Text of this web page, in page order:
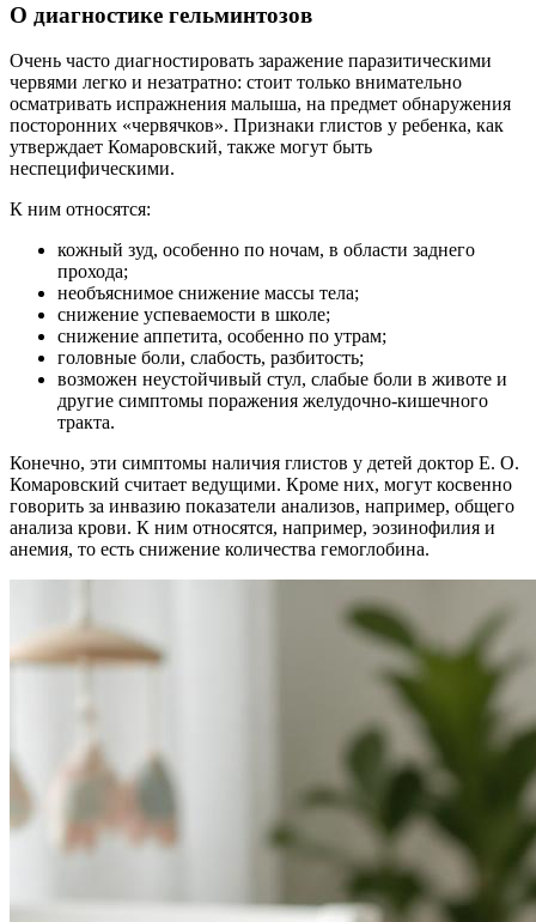
О диагностике гельминтозов
Очень часто диагностировать заражение паразитическими
червями легко и незатратно: стоит только внимательно
осматривать испражнения малыша, на предмет обнаружения
посторонних «червячков». Признаки глистов у ребенка, как
утверждает Комаровский, также могут быть
неспецифическими.
К ним относятся:
кожный зуд, особенно по ночам, в области заднего
прохода;
необъяснимое снижение массы тела;
снижение успеваемости в школе;
снижение аппетита, особенно по утрам;
головные боли, слабость, разбитость;
возможен неустойчивый стул, слабые боли в животе и
другие симптомы поражения желудочно-кишечного
тракта.
Конечно, эти симптомы наличия глистов у детей доктор Е. О.
Комаровский считает ведущими. Кроме них, могут косвенно
говорить за инвазию показатели анализов, например, общего
анализа крови. К ним относятся, например, эозинофилия и
анемия, то есть снижение количества гемоглобина.